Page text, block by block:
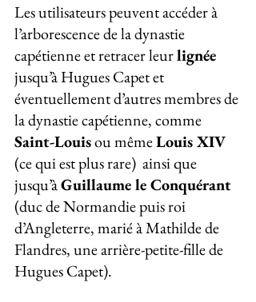
Les utilisateurs peuvent accéder à
l’arborescence de la dynastie
capétienne et retracer leur lignée
jusqu’à Hugues Capet et
éventuellement d’autres membres de
la dynastie capétienne, comme
Saint-Louis ou même Louis XIV
(ce qui est plus rare)  ainsi que
jusqu’à Guillaume le Conquérant
(duc de Normandie puis roi
d’Angleterre, marié à Mathilde de
Flandres, une arrière-petite-fille de
Hugues Capet).